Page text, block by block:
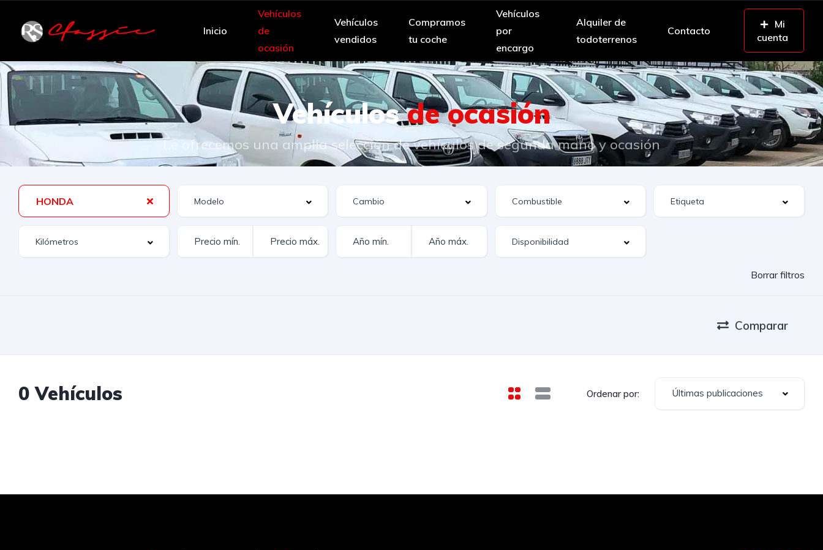
Inicio
Vehículos
de
ocasión
Vehículos
vendidos
Compramos
tu coche
Vehículos
por
encargo
Alquiler de
todoterrenos
Contacto
Mi
cuenta
Vehículosde ocasión
Le ofrecemos una amplia selección de vehículos de segunda mano y ocasión
HONDA
Borrar filtros
Comparar
0 Vehículos Ordenar por: Últimas publicaciones